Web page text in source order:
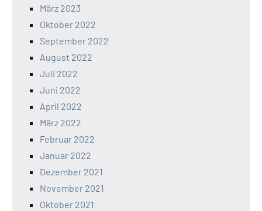
März 2023
Oktober 2022
September 2022
August 2022
Juli 2022
Juni 2022
April 2022
März 2022
Februar 2022
Januar 2022
Dezember 2021
November 2021
Oktober 2021